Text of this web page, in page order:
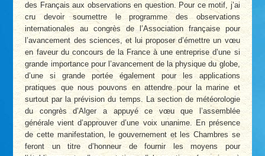
des Français aux observations en question. Pour ce motif, j’ai
cru devoir soumettre le programme des observations
internationales au congrès de l’Association française pour
l’avancement des sciences, et lui proposer d’émettre un vœu
en faveur du concours de la France à une entreprise d’une si
grande importance pour l’avancement de la physique du globe,
d’une si grande portée également pour les applications
pratiques que nous pouvons en attendre pour la marine et
surtout par la prévision du temps. La section de météorologie
du congrès d’Alger a appuyé ce vœu que l’assemblée
générale vient d’approuver d’une voix unanime. En présence
de cette manifestation, le gouvernement et les Chambres se
feront un titre d’honneur de fournir les moyens pour